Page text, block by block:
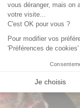
vous déranger, mais on
votre visite...
C'est OK pour vous ?
Pour modifier vos
'Préférences de
Je choisis
Axeptio consent
Plateforme de Gestion du